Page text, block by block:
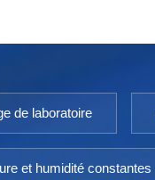
de laboratoire
et humidité constantes